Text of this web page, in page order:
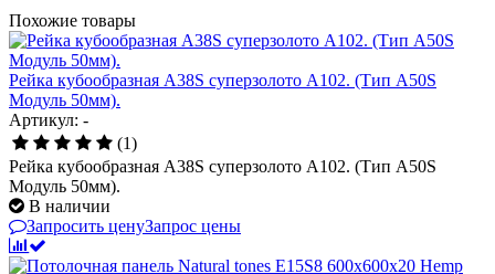
Похожие товары
Рейка кубообразная A38S суперзолото А102. (Тип A50S
Модуль 50мм).
Артикул: -
(1)
Рейка кубообразная A38S суперзолото А102. (Тип A50S
Модуль 50мм).
В наличии
Запросить ценуЗапрос цены